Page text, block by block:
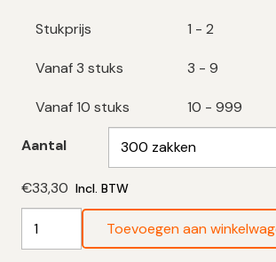
Stukprijs 1 - 2
Vanaf 3 stuks 3 - 9
Vanaf 10 stuks 10 - 999
Aantal
€33,30 Incl. BTW
Toevoegen aan